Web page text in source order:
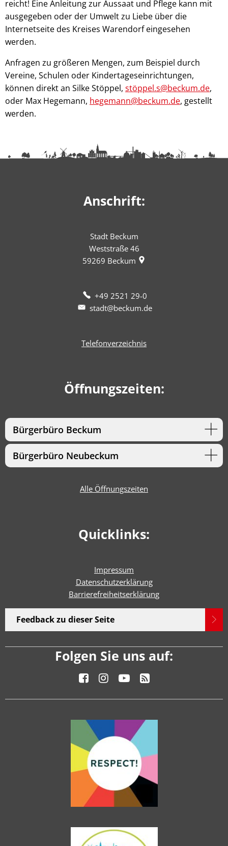
reicht! Eine Anleitung zur Aussaat und Pflege kann mit
ausgegeben oder der Umwelt zu Liebe über die
Internetseite des Kreises Warendorf eingesehen
werden.
Anfragen zu größeren Mengen, zum Beispiel durch
Vereine, Schulen oder Kindertageseinrichtungen,
können direkt an Silke Stöppel, stöppel.s@beckum.de,
oder Max Hegemann, hegemann@beckum.de, gestellt
werden.
Anschrift:
Stadt Beckum
Weststraße 46
59269 Beckum
+49 2521 29-0
stadt@beckum.de
Telefonverzeichnis
Öffnungszeiten:
Bürgerbüro Beckum
Bürgerbüro Neubeckum
Alle Öffnungszeiten
Quicklinks:
Impressum
Datenschutzerklärung
Barrierefreiheitserklärung
Feedback zu dieser Seite
Folgen Sie uns auf: